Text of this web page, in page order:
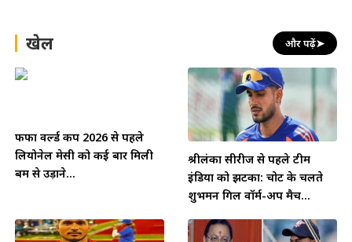
खेल और पढ़ें➤
फीफा वर्ल्ड कप 2026 से पहले
लियोनेल मेसी को कई बार मिली
बम से उड़ाने...
श्रीलंका सीरीज से पहले टीम
इंडिया को झटका: चोट के चलते
शुभमन गिल वॉर्म-अप मैच...